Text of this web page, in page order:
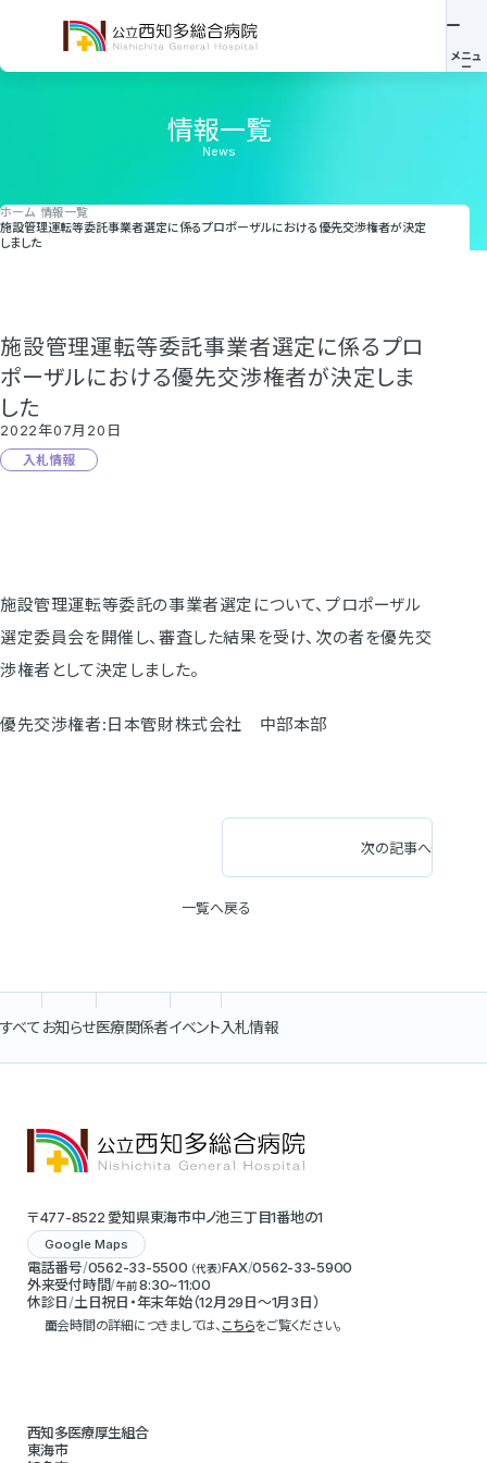
情報一覧
News
ホーム 情報一覧
施設管理運転等委託事業者選定に係るプロポーザルにおける優先交渉権者が決定
しました
施設管理運転等委託事業者選定に係るプロ
ポーザルにおける優先交渉権者が決定しま
した
2022年07月20日
入札情報
施設管理運転等委託の事業者選定について、プロポーザル
選定委員会を開催し、審査した結果を受け、次の者を優先交
渉権者として決定しました。
優先交渉権者:日本管財株式会社 中部本部
一覧へ戻る
次の記事へ
すべて お知らせ医療関係者イベント入札情報
〒477-8522 愛知県東海市中ノ池三丁目1番地の1
Google Maps
電話番号 0562-33-5500 （代表）FAX 0562-33-5900
外来受付時間 午前 8:30~11:00
休診日 土日祝日・年末年始（12月29日～1月3日）
面会時間の詳細につきましては、 こちらをご覧ください。
西知多医療厚生組合
東海市